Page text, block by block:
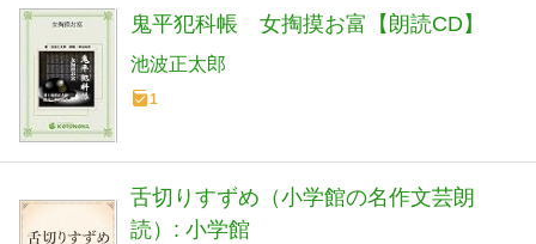
鬼平犯科帳 女掏摸お富【朗読CD】
池波正太郎
1
舌切りすずめ（小学館の名作文芸朗
読）: 小学館